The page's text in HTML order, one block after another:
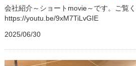
会社紹介～ショートmovie～です。ご覧く
https://youtu.be/9xM7TiLvGIE
2025/06/30